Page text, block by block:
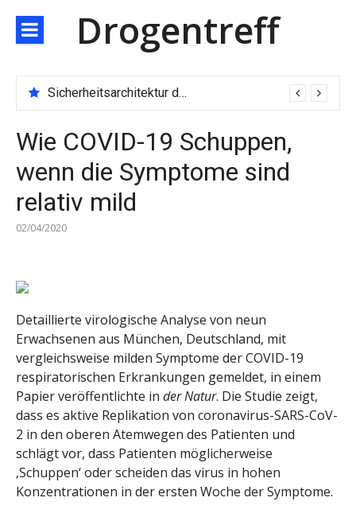
zum
Inhalt
Drogentreff
Sicherheitsarchitektur der nächsten Generation: JARXE kombiniert Multi-Wallet und MPC als Schutzschild für digitales Vertrauen
Wie COVID-19 Schuppen,
wenn die Symptome sind
relativ mild
02/04/2020
Detaillierte virologische Analyse von neun
Erwachsenen aus München, Deutschland, mit
vergleichsweise milden Symptome der COVID-19
respiratorischen Erkrankungen gemeldet, in einem
Papier veröffentlichte in der Natur. Die Studie zeigt,
dass es aktive Replikation von coronavirus-SARS-CoV-
2 in den oberen Atemwegen des Patienten und
schlägt vor, dass Patienten möglicherweise
‚Schuppen‘ oder scheiden das virus in hohen
Konzentrationen in der ersten Woche der Symptome.